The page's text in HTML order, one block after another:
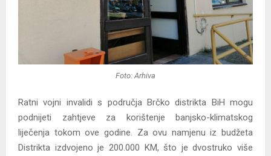
Foto: Arhiva
Ratni vojni invalidi s područja Brčko distrikta BiH mogu
podnijeti zahtjeve za korištenje banjsko-klimatskog
liječenja tokom ove godine. Za ovu namjenu iz budžeta
Distrikta izdvojeno je 200.000 KM, što je dvostruko više